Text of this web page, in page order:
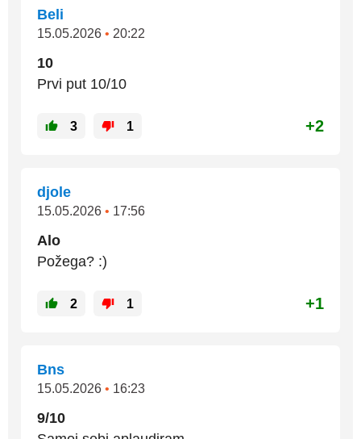
Beli
15.05.2026 • 20:22
10
Prvi put 10/10
3 1 +2
djole
15.05.2026 • 17:56
Alo
Požega? :)
2 1 +1
Bns
15.05.2026 • 16:23
9/10